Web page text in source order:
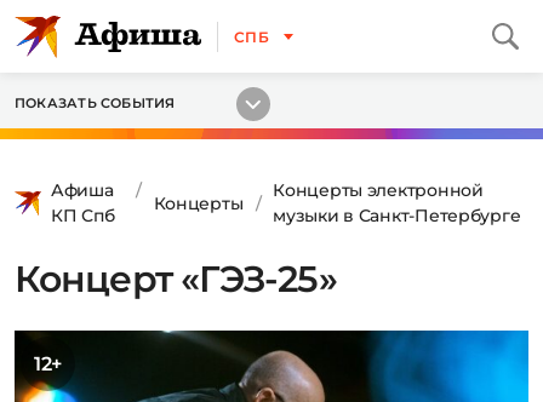
СПБ
ПОКАЗАТЬ СОБЫТИЯ
Афиша
КП Спб
Концерты
Концерты электронной
музыки в Санкт-Петербурге
Концерт «ГЭЗ-25»
12+